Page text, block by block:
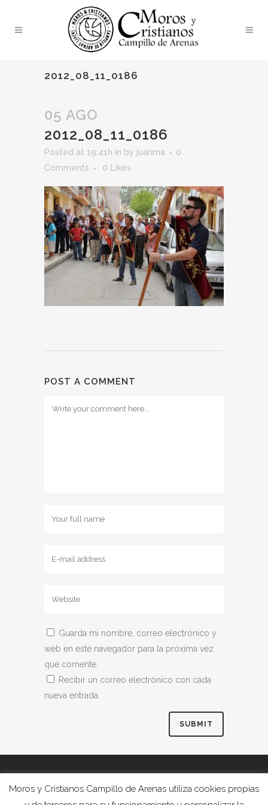
2012_08_11_0186
05 AGO
2012_08_11_0186
Posted at 19:41h in by juanma
0
Comments
0 Likes
POST A COMMENT
Guarda mi nombre, correo electrónico y
web en este navegador para la próxima vez
que comente.
Recibir un correo electrónico con cada
nueva entrada.
Moros y Cristianos Campillo de Arenas utiliza cookies propias